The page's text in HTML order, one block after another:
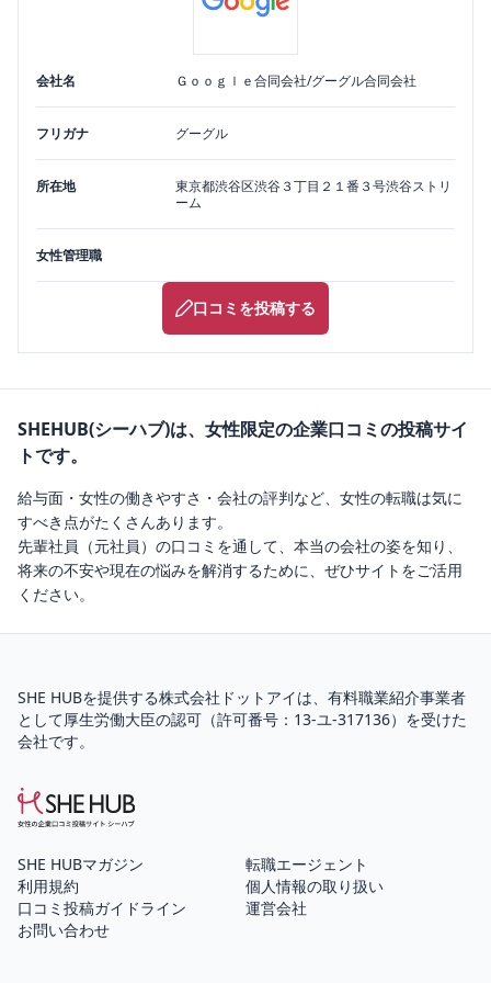
会社名 Ｇｏｏｇｌｅ合同会社/グーグル合同会社
フリガナ グーグル
所在地 東京都渋谷区渋谷３丁目２１番３号渋谷ストリ
ーム
女性管理職
口コミを投稿する
SHEHUB(シーハブ)は、女性限定の企業口コミの投稿サイ
トです。
給与面・女性の働きやすさ・会社の評判など、女性の転職は気に
すべき点がたくさんあります。
先輩社員（元社員）の口コミを通して、本当の会社の姿を知り、
将来の不安や現在の悩みを解消するために、ぜひサイトをご活用
ください。
SHE HUBを提供する株式会社ドットアイは、 有料職業紹介事業者
として厚生労働大臣の認可（許可番号：13-ユ-317136）を受けた
会社です。
SHE HUBマガジン
転職エージェント
利用規約
個人情報の取り扱い
口コミ投稿ガイドライン
運営会社
お問い合わせ